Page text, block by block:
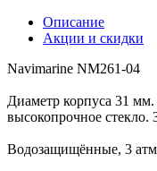
Описание
Акции и скидки
Navimarine NM261-04
Диаметр корпуса 31
высокопрочное стекло.
Водозащищённые, 3